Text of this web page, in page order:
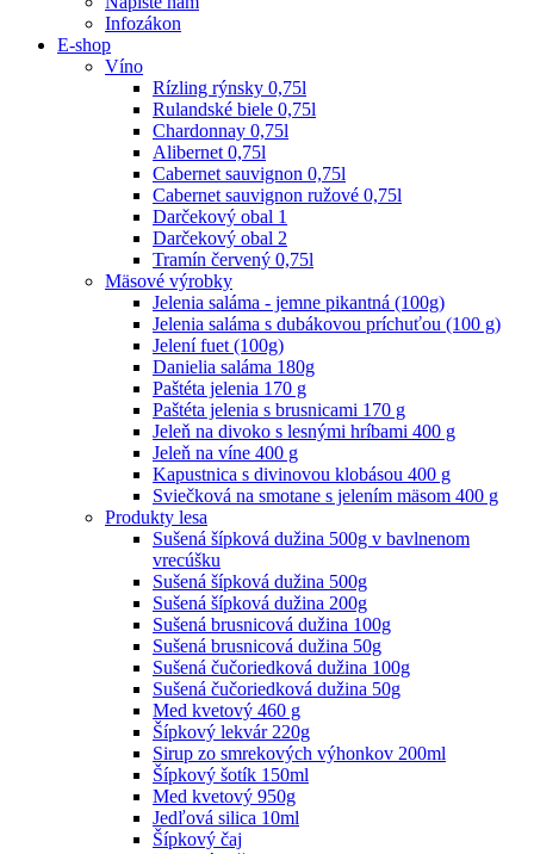
Infozákon
E-shop
Víno
Rízling rýnsky 0,75l
Rulandské biele 0,75l
Chardonnay 0,75l
Alibernet 0,75l
Cabernet sauvignon 0,75l
Cabernet sauvignon ružové 0,75l
Darčekový obal 1
Darčekový obal 2
Tramín červený 0,75l
Mäsové výrobky
Jelenia saláma - jemne pikantná (100g)
Jelenia saláma s dubákovou príchuťou (100 g)
Jelení fuet (100g)
Danielia saláma 180g
Paštéta jelenia 170 g
Paštéta jelenia s brusnicami 170 g
Jeleň na divoko s lesnými hríbami 400 g
Jeleň na víne 400 g
Kapustnica s divinovou klobásou 400 g
Sviečková na smotane s jelením mäsom 400 g
Produkty lesa
Sušená šípková dužina 500g v bavlnenom
vrecúšku
Sušená šípková dužina 500g
Sušená šípková dužina 200g
Sušená brusnicová dužina 100g
Sušená brusnicová dužina 50g
Sušená čučoriedková dužina 100g
Sušená čučoriedková dužina 50g
Med kvetový 460 g
Šípkový lekvár 220g
Sirup zo smrekových výhonkov 200ml
Šípkový šotík 150ml
Med kvetový 950g
Jedľová silica 10ml
Šípkový čaj